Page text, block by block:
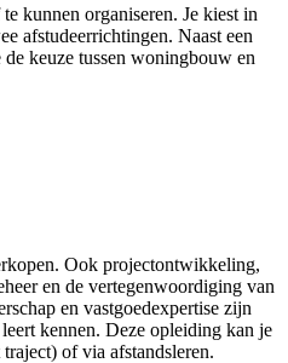
kunnen organiseren. Je kiest in
afstudeerrichtingen. Naast een
keuze tussen woningbouw en
Ook projectontwikkeling,
en de vertegenwoordiging van
en vastgoedexpertise zijn
kennen. Deze opleiding kan je
of via afstandsleren.